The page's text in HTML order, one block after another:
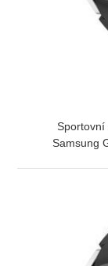
Sportovní
Samsung